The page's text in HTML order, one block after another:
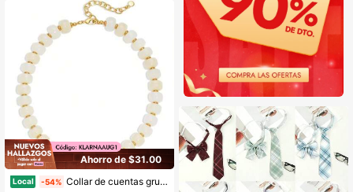
Ahorro de $31.00
Local -54% Collar de cuentas gruesas de resina para mujeres, collar de declaración minimalista y moderno, accesorios de joyería